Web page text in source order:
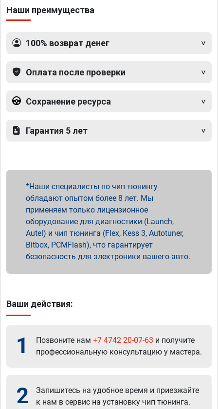
Наши преимущества
100% возврат денег
Оплата после проверки
Сохранение ресурса
Гарантия 5 лет
Наши специалисты по чип тюнингу
обладают опытом более 8 лет. Мы
применяем только лицензионное
оборудование для диагностики (Launch,
Autel) и чип тюнинга (Flex, Kess 3, Autotuner,
Bitbox, PCMFlash), что гарантирует
безопасность для электроники вашего авто.
Ваши действия:
1 Позвоните нам +7 4742 20-07-63 и получите
профессиональную консультацию у мастера.
2
Запишитесь на удобное время и приезжайте
к нам в сервис на установку чип тюнинга.